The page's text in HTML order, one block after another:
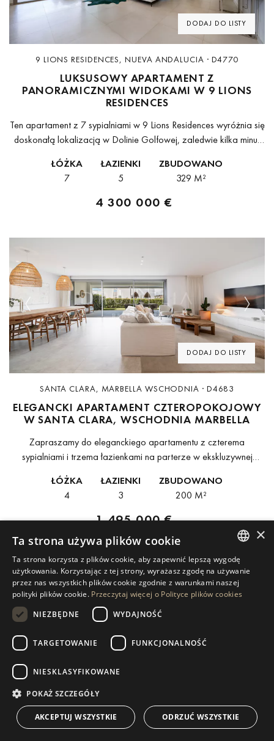
DODAJ DO LISTY
9 LIONS RESIDENCES, NUEVA ANDALUCIA · D4770
LUKSUSOWY APARTAMENT Z
PANORAMICZNYMI WIDOKAMI W 9 LIONS
RESIDENCES
Ten apartament z 7 sypialniami w 9 Lions Residences wyróżnia się
doskonałą lokalizacją w Dolinie Golfowej, zaledwie kilka minut
najwyższej klasy....
ŁÓŻKA
7
ŁAZIENKI
5
ZBUDOWANO
329 M²
4 300 000 €
DODAJ DO LISTY
Previous Next
SANTA CLARA, MARBELLA WSCHODNIA · D4683
ELEGANCKI APARTAMENT CZTEROPOKOJOWY
W SANTA CLARA, WSCHODNIA MARBELLA
Zapraszamy do eleganckiego apartamentu z czterema
sypialniami i trzema łazienkami na parterze w ekskluzywnej
łączą nowoczesność, naturalne światło i płynne połączenie
przestrzeni...
ŁÓŻKA
4
ŁAZIENKI
3
ZBUDOWANO
200 M²
1 495 000 €
NIERUCHOMOŚĆ MARBELLA (WSZYSTKO)
Możesz kontynuować wyszukiwanie nieruchomości w Marbella
ENGLISH
SPANISH
NORWEGIAN
×
Ta strona używa plików cookie
Ta strona korzysta z plików cookie, aby zapewnić lepszą wygodę
użytkowania. Korzystając z tej strony, wyrażasz zgodę na używanie
przez nas wszystkich plików cookie zgodnie z warunkami naszej
polityki plików cookie. Przeczytaj więcej o Polityce plików cookies
NIEZBĘDNE
WYDAJNOŚĆ
TARGETOWANIE FUNKCJONALNOŚĆ
NIESKLASYFIKOWANE
POKAŻ SZCZEGÓŁY
AKCEPTUJ WSZYSTKIE ODRZUĆ WSZYSTKIE